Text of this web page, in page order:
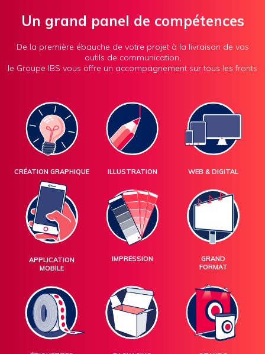
Un grand panel de compétences
De la première ébauche de votre projet à la livraison de vos
outils de communication,
le Groupe IBS vous offre un accompagnement sur tous les fronts
CRÉATION GRAPHIQUE ILLUSTRATION WEB & DIGITAL
APPLICATION
MOBILE
IMPRESSION
GRAND
FORMAT